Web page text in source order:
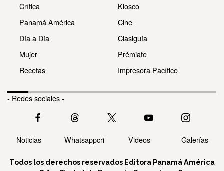
Crítica
Panamá América
Día a Día
Mujer
Recetas
Kiosco
Cine
Clasiguía
Prémiate
Impresora Pacífico
- Redes sociales -
Noticias Whatsappcri Videos Galerías
Todos los derechos reservados Editora Panamá América